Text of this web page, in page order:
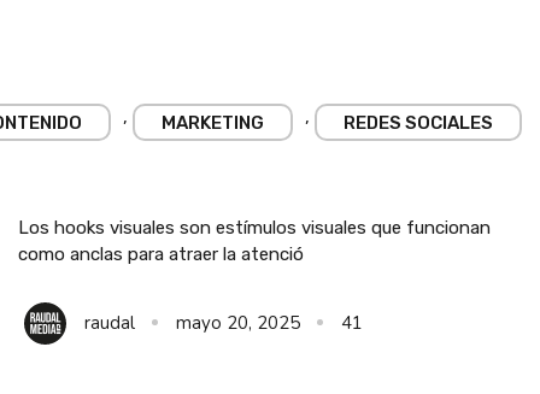
, MARKETING , REDES SOCIALES
Los hooks visuales son estímulos visuales que funcionan
como anclas para atraer la atenció
raudal mayo 20, 2025 41